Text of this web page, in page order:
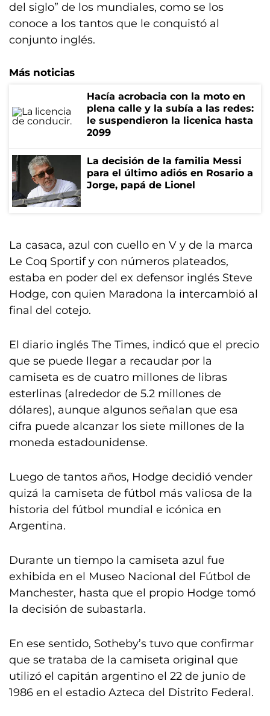
del siglo” de los mundiales, como se los
conoce a los tantos que le conquistó al
conjunto inglés.
Más noticias
Hacía acrobacia con la moto en
plena calle y la subía a las redes:
le suspendieron la licenica hasta
2099
La decisión de la familia Messi
para el último adiós en Rosario a
Jorge, papá de Lionel
La casaca, azul con cuello en V y de la marca
Le Coq Sportif y con números plateados,
estaba en poder del ex defensor inglés Steve
Hodge, con quien Maradona la intercambió al
final del cotejo.
El diario inglés The Times, indicó que el precio
que se puede llegar a recaudar por la
camiseta es de cuatro millones de libras
esterlinas (alrededor de 5.2 millones de
dólares), aunque algunos señalan que esa
cifra puede alcanzar los siete millones de la
moneda estadounidense.
Luego de tantos años, Hodge decidió vender
quizá la camiseta de fútbol más valiosa de la
historia del fútbol mundial e icónica en
Argentina.
Durante un tiempo la camiseta azul fue
exhibida en el Museo Nacional del Fútbol de
Manchester, hasta que el propio Hodge tomó
la decisión de subastarla.
En ese sentido, Sotheby’s tuvo que confirmar
que se trataba de la camiseta original que
utilizó el capitán argentino el 22 de junio de
1986 en el estadio Azteca del Distrito Federal.